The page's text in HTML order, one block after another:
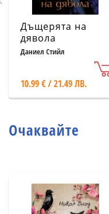
Дъщерята на
дявола
Даниел Стийл
10.99 € / 21.49 ЛВ.
Очаквайте